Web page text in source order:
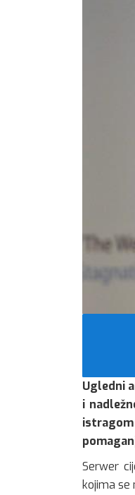
Ugledni
i
Serwer
kojima se